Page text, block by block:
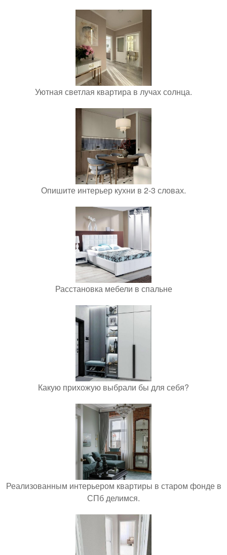
Уютная светлая квартира в лучах солнца.
Опишите интерьер кухни в 2-3 словах.
Расстановка мебели в спальне
Какую прихожую выбрали бы для себя?
Реализованным интерьером квартиры в старом фонде в
СПб делимся.